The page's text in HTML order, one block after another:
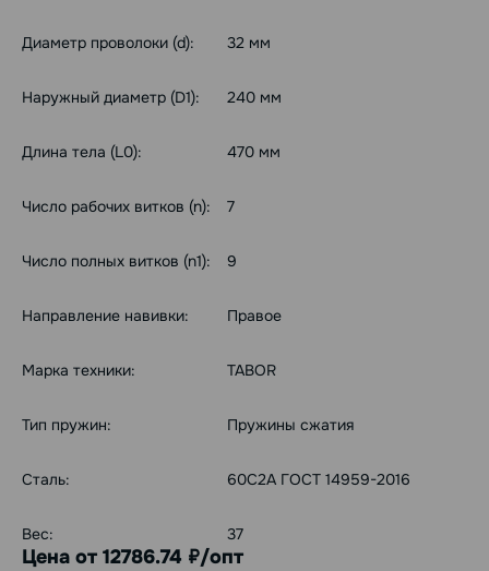
Диаметр проволоки (d): 32 мм
Наружный диаметр (D1): 240 мм
Длина тела (L0): 470 мм
Число рабочих витков (n): 7
Число полных витков (n1): 9
Направление навивки: Правое
Марка техники: TABOR
Тип пружин: Пружины сжатия
Сталь: 60С2А ГОСТ 14959-2016
Вес: 37
Цена от 12786.74 руб./опт